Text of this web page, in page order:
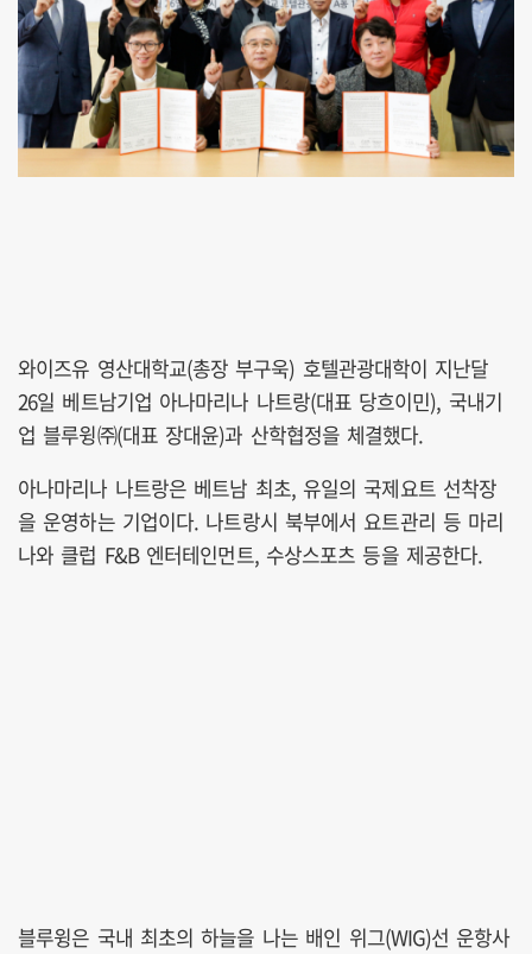
와이즈유 영산대학교(총장 부구욱) 호텔관광대학이 지난달
26일 베트남기업 아나마리나 나트랑(대표 당흐이민), 국내기
업 블루윙㈜(대표 장대윤)과 산학협정을 체결했다.
아나마리나 나트랑은 베트남 최초, 유일의 국제요트 선착장
을 운영하는 기업이다. 나트랑시 북부에서 요트관리 등 마리
나와 클럽 F&B 엔터테인먼트, 수상스포츠 등을 제공한다.
블루윙은 국내 최초의 하늘을 나는 배인 위그(WIG)선 운항사